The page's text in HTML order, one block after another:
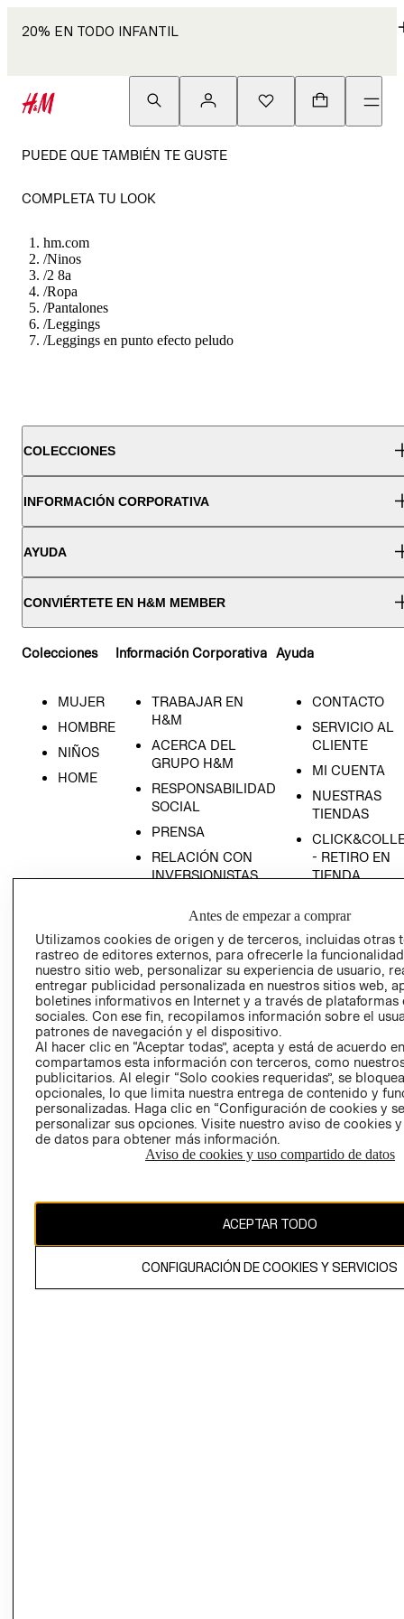
20% EN TODO INFANTIL
PUEDE QUE TAMBIÉN TE GUSTE
COMPLETA TU LOOK
hm.com
/Ninos
/2 8a
/Ropa
/Pantalones
/Leggings
/Leggings en punto efecto peludo
COLECCIONES
INFORMACIÓN CORPORATIVA
AYUDA
CONVIÉRTETE EN H&M MEMBER
Colecciones
MUJER
HOMBRE
NIÑOS
HOME
Información Corporativa
TRABAJAR EN
H&M
ACERCA DEL
GRUPO H&M
RESPONSABILIDAD
SOCIAL
PRENSA
RELACIÓN CON
INVERSIONISTAS
EMPRESARIAL
Ayuda
CONTACTO
SERVICIO AL
CLIENTE
MI CUENTA
NUESTRAS
TIENDAS
- RETIRO EN
TIENDA
CONDICIONES
AVISO DE
PRIVACIDAD
GIFT CARD
AVISO DE
El contenido de esta página web está protegido por copyright y es
Antes de empezar a comprar
Utilizamos cookies de origen y de terceros, incluidas otras
rastreo de editores externos, para ofrecerle la
nuestro sitio web, personalizar su experiencia de usuario,
entregar publicidad personalizada en nuestros sitios web,
boletines informativos en Internet y a través de plataformas
sociales. Con ese fin, recopilamos información sobre el
patrones de navegación y el dispositivo.
Al hacer clic en “Aceptar todas”, acepta y está de acuerdo
compartamos esta información con terceros, como
publicitarios. Al elegir “Solo cookies requeridas”, se
opcionales, lo que limita nuestra entrega de contenido y
personalizadas. Haga clic en “Configuración de cookies y
personalizar sus opciones. Visite nuestro aviso de cookies
de datos para obtener más información.
Aviso de cookies y uso compartido de datos
ACEPTAR TODO
CONFIGURACIÓN DE COOKIES Y SERVICIOS